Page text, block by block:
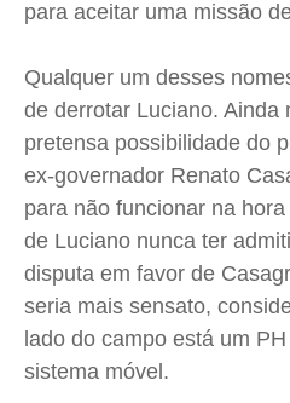
para aceitar uma missão
Qualquer um desses
de derrotar Luciano. Ainda
pretensa possibilidade do
ex-governador Renato
para não funcionar na
de Luciano nunca ter
disputa em favor de
seria mais sensato,
lado do campo está um
sistema móvel.